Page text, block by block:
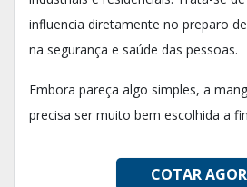
influencia diretamente no preparo
na segurança e saúde das pessoas.
Embora pareça algo simples, a
precisa ser muito bem escolhida a
COTAR